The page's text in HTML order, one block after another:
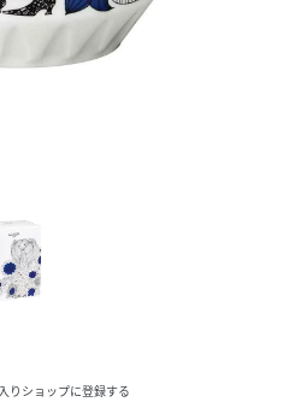
りショップに登録する